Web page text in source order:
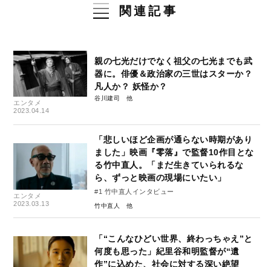
関連記事
エンタメ
2023.04.14
親の七光だけでなく祖父の七光までも武
器に。俳優＆政治家の三世はスターか？
凡人か？ 妖怪か？
谷川建司
エンタメ
2023.03.13
「悲しいほど企画が通らない時期があり
ました」映画『零落』で監督10作目とな
る竹中直人。「まだ生きていられるな
ら、ずっと映画の現場にいたい」
#1 竹中直人インタビュー
竹中直人
「“こんなひどい世界、終わっちゃえ”と
何度も思った」紀里谷和明監督が“遺
作”に込めた、社会に対する深い絶望